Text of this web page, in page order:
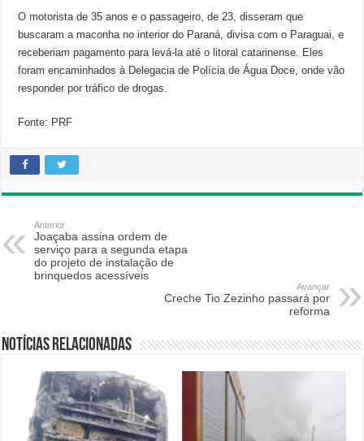
O motorista de 35 anos e o passageiro, de 23, disseram que
buscaram a maconha no interior do Paraná, divisa com o Paraguai, e
receberiam pagamento para levá-la até o litoral catarinense. Eles
foram encaminhados à Delegacia de Polícia de Água Doce, onde vão
responder por tráfico de drogas.
Fonte: PRF
Anterior
Joaçaba assina ordem de
serviço para a segunda etapa
do projeto de instalação de
brinquedos acessíveis
Avançar
Creche Tio Zezinho passará por
reforma
Notícias relacionadas